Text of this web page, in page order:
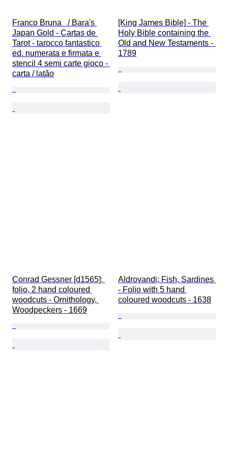
Franco Bruna   / Bara's
Japan Gold - Cartas de
Tarot - tarocco fantastico
ed. numerata e firmata e
stencil 4 semi carte gioco -
carta / latão
[King James Bible] - The
Holy Bible containing the
Old and New Testaments -
1789
Conrad Gessner [d1565];
folio, 2 hand coloured
woodcuts - Ornithology,
Woodpeckers - 1669
Aldrovandi; Fish, Sardines
- Folio with 5 hand
coloured woodcuts - 1638